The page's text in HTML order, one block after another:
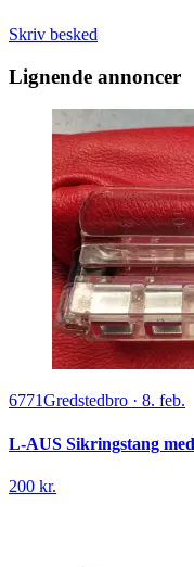
Skriv besked
Lignende annoncer
6771Gredstedbro · 8. feb.
L-AUS Sikringstang
200 kr.